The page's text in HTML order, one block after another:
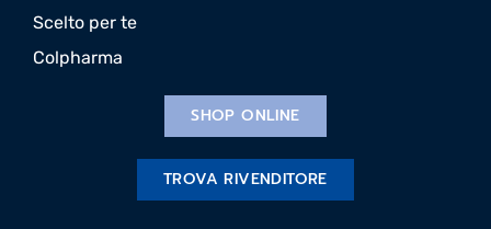
Scelto per te
Colpharma
SHOP ONLINE
TROVA RIVENDITORE